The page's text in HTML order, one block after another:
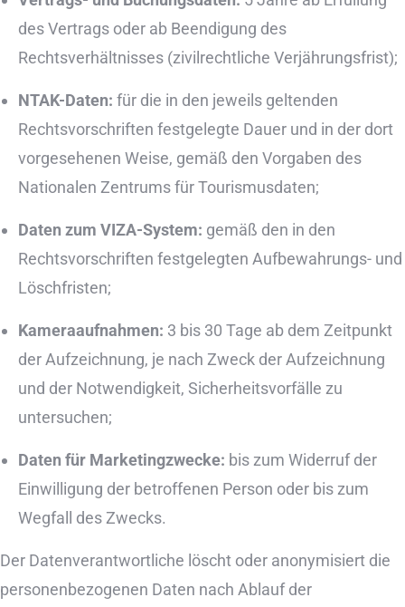
des Vertrags oder ab Beendigung des
Rechtsverhältnisses (zivilrechtliche Verjährungsfrist);
NTAK-Daten: für die in den jeweils geltenden
Rechtsvorschriften festgelegte Dauer und in der dort
vorgesehenen Weise, gemäß den Vorgaben des
Nationalen Zentrums für Tourismusdaten;
Daten zum VIZA-System: gemäß den in den
Rechtsvorschriften festgelegten Aufbewahrungs- und
Löschfristen;
Kameraaufnahmen: 3 bis 30 Tage ab dem Zeitpunkt
der Aufzeichnung, je nach Zweck der Aufzeichnung
und der Notwendigkeit, Sicherheitsvorfälle zu
untersuchen;
Daten für Marketingzwecke: bis zum Widerruf der
Einwilligung der betroffenen Person oder bis zum
Wegfall des Zwecks.
Der Datenverantwortliche löscht oder anonymisiert die
personenbezogenen Daten nach Ablauf der